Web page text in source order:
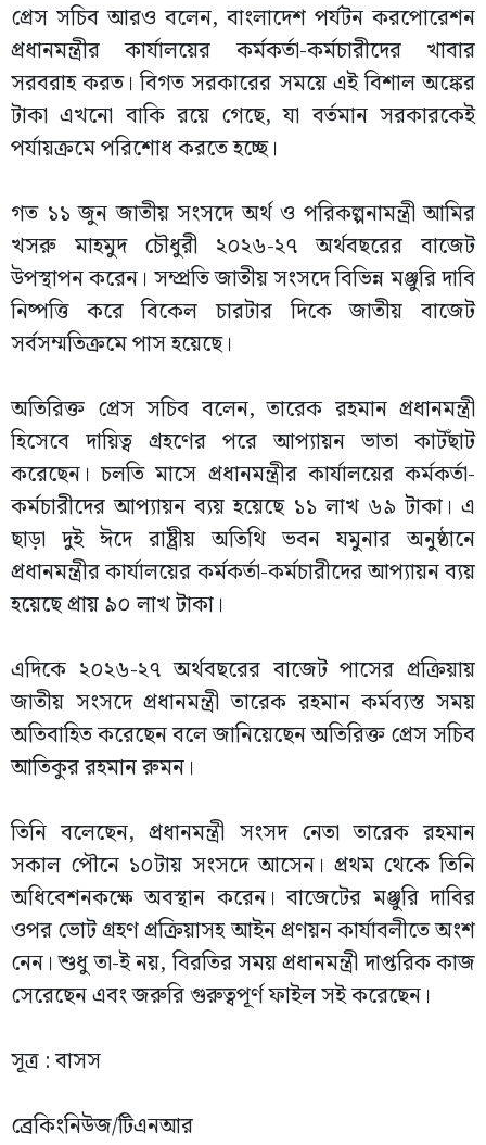
প্রেস সচিব আরও বলেন, বাংলাদেশ পর্যটন করপোরেশন
প্রধানমন্ত্রীর কার্যালয়ের কর্মকর্তা-কর্মচারীদের খাবার
সরবরাহ করত। বিগত সরকারের সময়ে এই বিশাল অঙ্কের
টাকা এখনো বাকি রয়ে গেছে, যা বর্তমান সরকারকেই
পর্যায়ক্রমে পরিশোধ করতে হচ্ছে।
গত ১১ জুন জাতীয় সংসদে অর্থ ও পরিকল্পনামন্ত্রী আমির
খসরু মাহমুদ চৌধুরী ২০২৬-২৭ অর্থবছরের বাজেট
উপস্থাপন করেন। সম্প্রতি জাতীয় সংসদে বিভিন্ন মঞ্জুরি দাবি
নিষ্পত্তি করে বিকেল চারটার দিকে জাতীয় বাজেট
সর্বসম্মতিক্রমে পাস হয়েছে।
অতিরিক্ত প্রেস সচিব বলেন, তারেক রহমান প্রধানমন্ত্রী
হিসেবে দায়িত্ব গ্রহণের পরে আপ্যায়ন ভাতা কাটছাঁট
করেছেন। চলতি মাসে প্রধানমন্ত্রীর কার্যালয়ের কর্মকর্তা-
কর্মচারীদের আপ্যায়ন ব্যয় হয়েছে ১১ লাখ ৬৯ টাকা। এ
ছাড়া দুই ঈদে রাষ্ট্রীয় অতিথি ভবন যমুনার অনুষ্ঠানে
প্রধানমন্ত্রীর কার্যালয়ের কর্মকর্তা-কর্মচারীদের আপ্যায়ন ব্যয়
হয়েছে প্রায় ৯০ লাখ টাকা।
এদিকে ২০২৬-২৭ অর্থবছরের বাজেট পাসের প্রক্রিয়ায়
জাতীয় সংসদে প্রধানমন্ত্রী তারেক রহমান কর্মব্যস্ত সময়
অতিবাহিত করেছেন বলে জানিয়েছেন অতিরিক্ত প্রেস সচিব
আতিকুর রহমান রুমন।
তিনি বলেছেন, প্রধানমন্ত্রী সংসদ নেতা তারেক রহমান
সকাল পৌনে ১০টায় সংসদে আসেন। প্রথম থেকে তিনি
অধিবেশনকক্ষে অবস্থান করেন। বাজেটের মঞ্জুরি দাবির
ওপর ভোট গ্রহণ প্রক্রিয়াসহ আইন প্রণয়ন কার্যাবলীতে অংশ
নেন। শুধু তা-ই নয়, বিরতির সময় প্রধানমন্ত্রী দাপ্তরিক কাজ
সেরেছেন এবং জরুরি গুরুত্বপূর্ণ ফাইল সই করেছেন।
সূত্র : বাসস
ব্রেকিংনিউজ/টিএনআর